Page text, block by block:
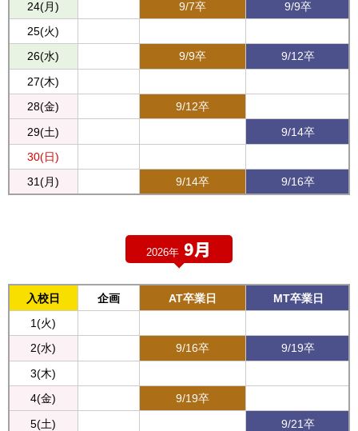
24(月)
9/7卒
9/9卒
25(火)
26(水)
9/9卒
9/12卒
27(木)
28(金)
9/12卒
29(土)
9/14卒
30(日)
31(月)
9/14卒 9/16卒
2026年 9月
入校日 企画 AT卒業日
MT卒業日
1(火)
2(水)
9/16卒
9/19卒
3(木)
4(金)
9/19卒
5(土)
9/21卒